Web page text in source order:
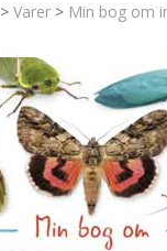
>Varer > Min bog om